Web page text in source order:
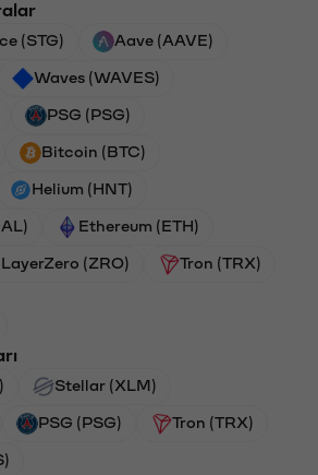
(STG) Aave (AAVE)
Waves (WAVES)
PSG (PSG)
Bitcoin (BTC)
Helium (HNT)
Ethereum (ETH)
LayerZero (ZRO) Tron (TRX)
Stellar (XLM)
PSG (PSG) Tron (TRX)